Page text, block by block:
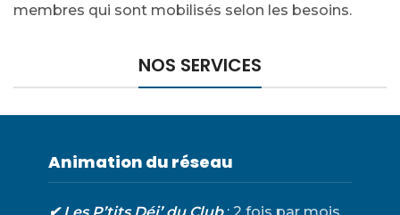
membres qui sont mobilisés selon les besoins.
NOS SERVICES
Animation du réseau
✔ Les P’tits Déj’ du Club: 2 fois par mois